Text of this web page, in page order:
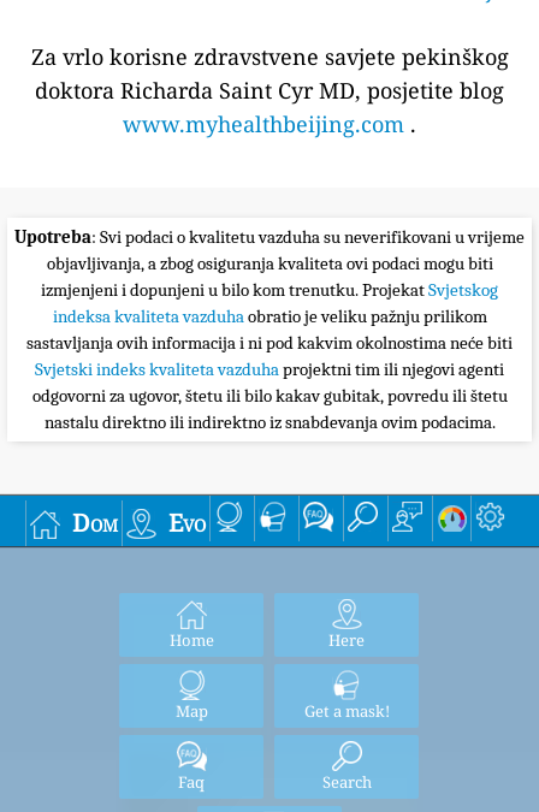
Za vrlo korisne zdravstvene savjete pekinškog
doktora Richarda Saint Cyr MD, posjetite blog
www.myhealthbeijing.com .
Upotreba: Svi podaci o kvalitetu vazduha su neverifikovani u vrijeme
objavljivanja, a zbog osiguranja kvaliteta ovi podaci mogu biti
izmjenjeni i dopunjeni u bilo kom trenutku. ProjekatSvjetskog
indeksa kvaliteta vazduhaobratio je veliku pažnju prilikom
sastavljanja ovih informacija i ni pod kakvim okolnostima neće biti
Svjetski indeks kvaliteta vazduhaprojektni tim ili njegovi agenti
odgovorni za ugovor, štetu ili bilo kakav gubitak, povredu ili štetu
nastalu direktno ili indirektno iz snabdevanja ovim podacima.
Dom Evo
Home Here
Map Get a mask!
Faq Search